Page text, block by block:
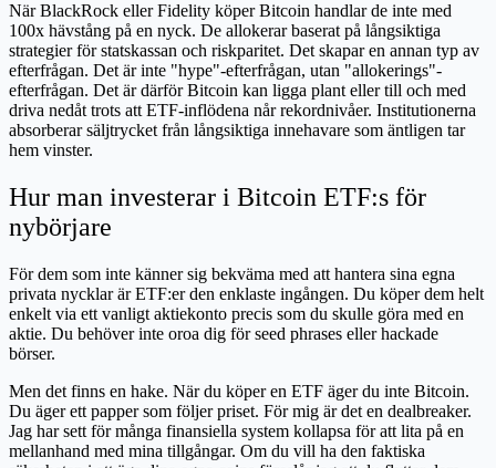
När BlackRock eller Fidelity köper Bitcoin handlar de inte med
100x hävstång på en nyck. De allokerar baserat på långsiktiga
strategier för statskassan och riskparitet. Det skapar en annan typ av
efterfrågan. Det är inte "hype"-efterfrågan, utan "allokerings"-
efterfrågan. Det är därför Bitcoin kan ligga plant eller till och med
driva nedåt trots att ETF-inflödena når rekordnivåer. Institutionerna
absorberar säljtrycket från långsiktiga innehavare som äntligen tar
hem vinster.
Hur man investerar i Bitcoin ETF:s för
nybörjare
För dem som inte känner sig bekväma med att hantera sina egna
privata nycklar är ETF:er den enklaste ingången. Du köper dem helt
enkelt via ett vanligt aktiekonto precis som du skulle göra med en
aktie. Du behöver inte oroa dig för seed phrases eller hackade
börser.
Men det finns en hake. När du köper en ETF äger du inte Bitcoin.
Du äger ett papper som följer priset. För mig är det en dealbreaker.
Jag har sett för många finansiella system kollapsa för att lita på en
mellanhand med mina tillgångar. Om du vill ha den faktiska